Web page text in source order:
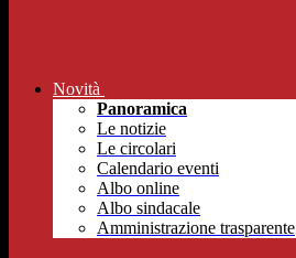
Novità
Panoramica
Le notizie
Le circolari
Calendario eventi
Albo online
Albo sindacale
Amministrazione trasparente